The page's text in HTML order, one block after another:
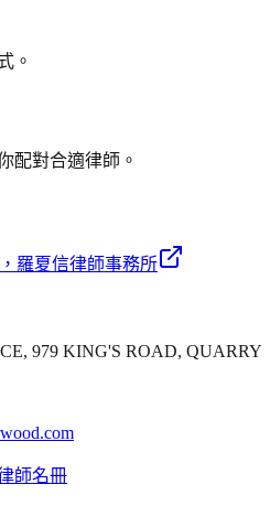
。
配對合適律師。
，羅夏信律師事務所
979 KING'S ROAD, QUARRY
師名冊